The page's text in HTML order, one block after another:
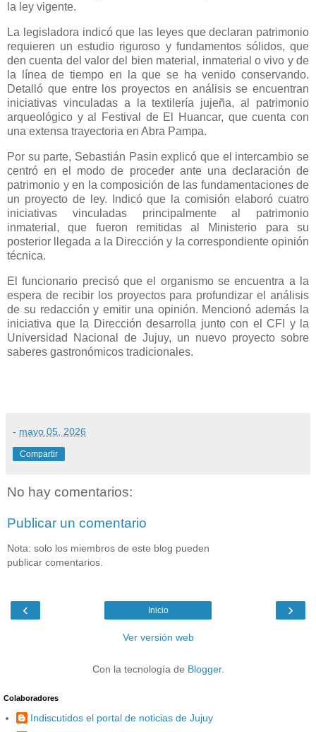
la ley vigente.
La legisladora indicó que las leyes que declaran patrimonio
requieren un estudio riguroso y fundamentos sólidos, que
den cuenta del valor del bien material, inmaterial o vivo y de
la línea de tiempo en la que se ha venido conservando.
Detalló que entre los proyectos en análisis se encuentran
iniciativas vinculadas a la textilería jujeña, al patrimonio
arqueológico y al Festival de El Huancar, que cuenta con
una extensa trayectoria en Abra Pampa.
Por su parte, Sebastián Pasin explicó que el intercambio se
centró en el modo de proceder ante una declaración de
patrimonio y en la composición de las fundamentaciones de
un proyecto de ley. Indicó que la comisión elaboró cuatro
iniciativas vinculadas principalmente al patrimonio
inmaterial, que fueron remitidas al Ministerio para su
posterior llegada a la Dirección y la correspondiente opinión
técnica.
El funcionario precisó que el organismo se encuentra a la
espera de recibir los proyectos para profundizar el análisis
de su redacción y emitir una opinión. Mencionó además la
iniciativa que la Dirección desarrolla junto con el CFI y la
Universidad Nacional de Jujuy, un nuevo proyecto sobre
saberes gastronómicos tradicionales.
- mayo 05, 2026
Compartir
No hay comentarios:
Publicar un comentario
Nota: solo los miembros de este blog pueden
publicar comentarios.
‹ ›
Inicio
Ver versión web
Con la tecnología de Blogger.
Colaboradores
Indiscutidos el portal de noticias de Jujuy